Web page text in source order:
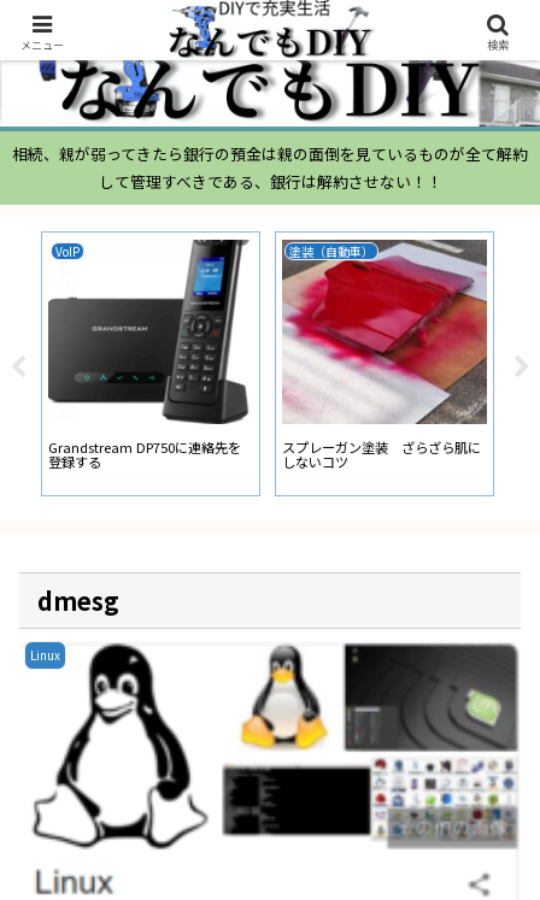
相続、親が弱ってきたら銀行の預金は親の面倒を見ているものが全て解約
して管理すべきである、銀行は解約させない！！
VoIP
Grandstream DP750に連絡先を
登録する
塗装（自動車）
スプレーガン塗装 ざらざら肌に
しないコツ
ム
dmesg
Linux
メニュー 検索